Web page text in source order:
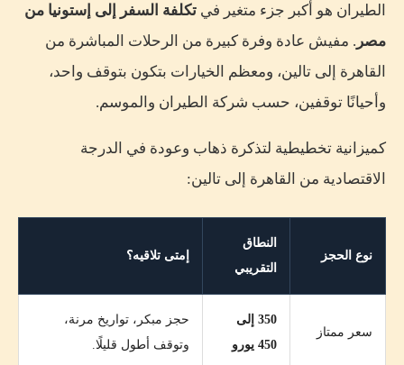
الطيران هو أكبر جزء متغير في تكلفة السفر إلى إستونيا من
مصر . مفيش عادة وفرة كبيرة من الرحلات المباشرة من
القاهرة إلى تالين، ومعظم الخيارات بتكون بتوقف واحد،
وأحيانًا توقفين، حسب شركة الطيران والموسم.
كميزانية تخطيطية لتذكرة ذهاب وعودة في الدرجة
الاقتصادية من القاهرة إلى تالين:
نوع الحجز
النطاق
التقريبي
إمتى تلاقيه؟
سعر ممتاز
350 إلى
450 يورو
حجز مبكر، تواريخ مرنة،
وتوقف أطول قليلًا.